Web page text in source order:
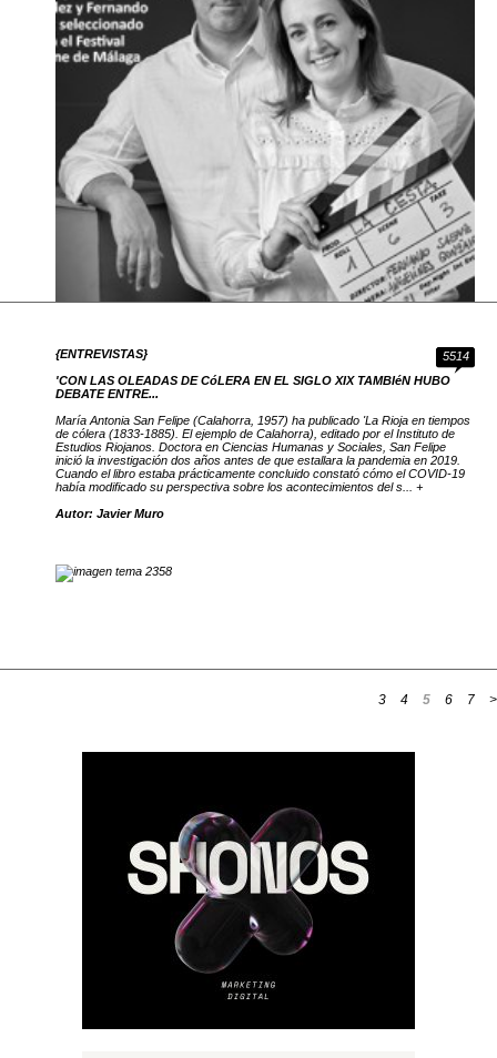
5514
{ENTREVISTAS}
'CON LAS OLEADAS DE CóLERA EN EL SIGLO XIX TAMBIéN HUBO
DEBATE ENTRE...
María Antonia San Felipe (Calahorra, 1957) ha publicado 'La Rioja en tiempos
de cólera (1833-1885). El ejemplo de Calahorra), editado por el Instituto de
Estudios Riojanos. Doctora en Ciencias Humanas y Sociales, San Felipe
inició la investigación dos años antes de que estallara la pandemia en 2019.
Cuando el libro estaba prácticamente concluido constató cómo el COVID-19
había modificado su perspectiva sobre los acontecimientos del s... +
Autor: Javier Muro
>
3 4 5 6 7